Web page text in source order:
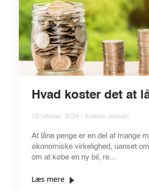
Hvad koster det at
10 februar, 2024 / Anders Jensen
At låne penge er en del af mange
økonomiske virkelighed, uanset
om at købe en ny bil, re...
Læs mere